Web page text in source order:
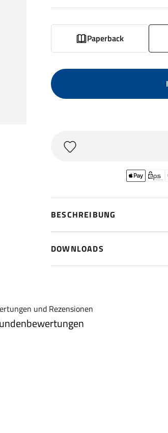
Paperback
BESCHREIBUNG
DOWNLOADS
und Rezensionen